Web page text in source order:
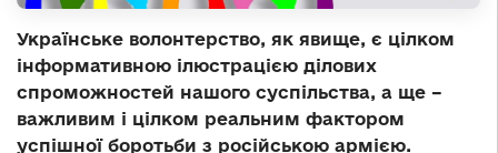
Українське волонтерство, як явище, є цілком
інформативною ілюстрацією ділових
спроможностей нашого суспільства, а ще –
важливим і цілком реальним фактором
успішної боротьби з російською армією.